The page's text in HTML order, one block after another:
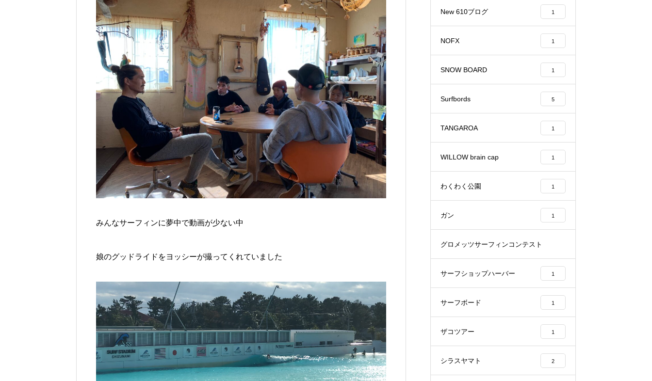
みんなサーフィンに夢中で動画が少ない中
娘のグッドライドをヨッシーが撮ってくれていました
New 610ブログ 1
NOFX 1
SNOW BOARD 1
Surfbords 5
TANGAROA 1
WILLOW brain cap 1
わくわく公園 1
ガン 1
グロメッツサーフィンコンテスト
サーフショップハーバー 1
サーフボード 1
ザコツアー 1
シラスヤマト 2